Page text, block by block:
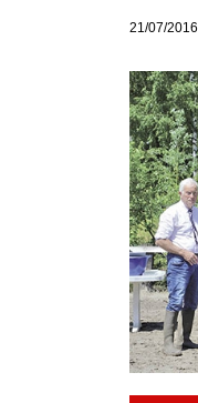
21/07/2016